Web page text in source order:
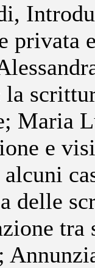
privata
la
Maria
e
delle